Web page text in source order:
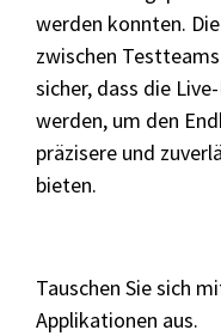
werden konnten.
zwischen
sicher, dass die
werden, um den
präzisere und
bieten.
Tauschen Sie sich
Applikationen aus.